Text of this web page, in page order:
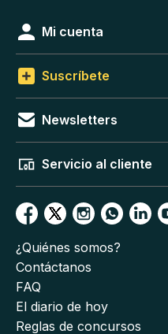
Mi cuenta
Suscríbete
Newsletters
Servicio al cliente
¿Quiénes somos?
Contáctanos
FAQ
El diario de hoy
Reglas de concursos